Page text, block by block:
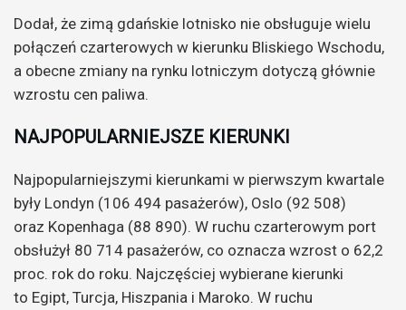
Dodał, że zimą gdańskie lotnisko nie obsługuje wielu
połączeń czarterowych w kierunku Bliskiego Wschodu,
a obecne zmiany na rynku lotniczym dotyczą głównie
wzrostu cen paliwa.
NAJPOPULARNIEJSZE KIERUNKI
Najpopularniejszymi kierunkami w pierwszym kwartale
były Londyn (106 494 pasażerów), Oslo (92 508)
oraz Kopenhaga (88 890). W ruchu czarterowym port
obsłużył 80 714 pasażerów, co oznacza wzrost o 62,2
proc. rok do roku. Najczęściej wybierane kierunki
to Egipt, Turcja, Hiszpania i Maroko. W ruchu